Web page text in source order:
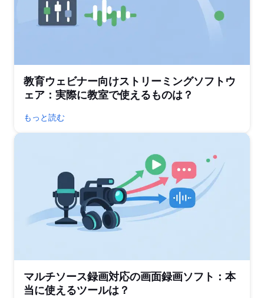
教育ウェビナー向けストリーミングソフトウ
ェア：実際に教室で使えるものは？
もっと読む
マルチソース録画対応の画面録画ソフト：本
当に使えるツールは？